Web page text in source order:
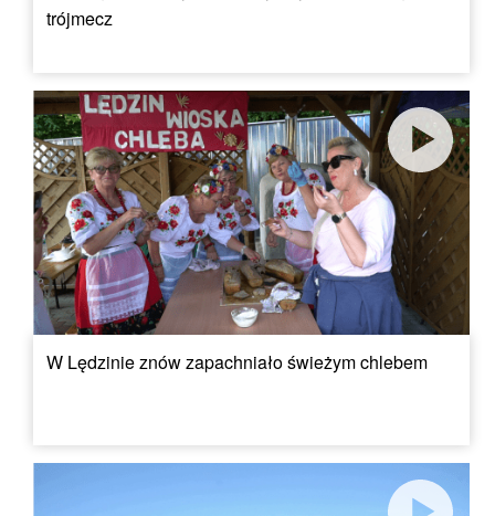
trójmecz
W Lędzinie znów zapachniało świeżym chlebem